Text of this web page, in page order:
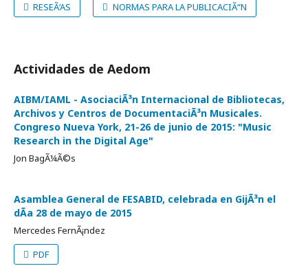
RESEÃ‘AS
NORMAS PARA LA PUBLICACIÃ“N
Actividades de Aedom
AIBM/IAML - AsociaciÃ³n Internacional de Bibliotecas,
Archivos y Centros de DocumentaciÃ³n Musicales.
Congreso Nueva York, 21-26 de junio de 2015: "Music
Research in the Digital Age"
Jon BagÃ¼Ã©s
Asamblea General de FESABID, celebrada en GijÃ³n el
dÃ­a 28 de mayo de 2015
Mercedes FernÃ¡ndez
PDF